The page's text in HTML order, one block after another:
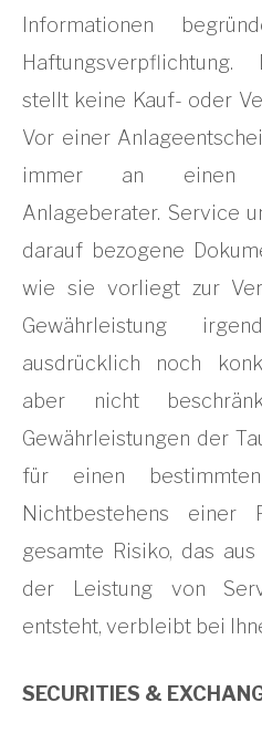
Informationen
stellt keine Kauf- oder
Vor einer
immer an einen
Anlageberater. Service
darauf bezogene
wie sie vorliegt zur
Gewährleistung
ausdrücklich noch
aber nicht
Gewährleistungen der
für einen
Nichtbestehens einer
gesamte Risiko, das
der Leistung von
entsteht, verbleibt bei
SECURITIES &